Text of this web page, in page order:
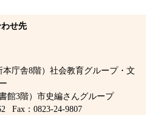
せ先
庁舎8階）社会教育グループ・文
館3階）市史編さんグループ
Fax：0823-24-9807